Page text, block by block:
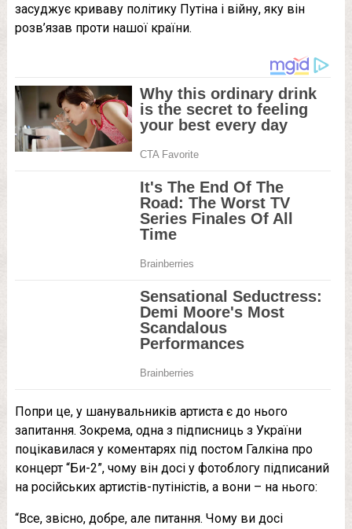
засуджує криваву політику Путіна і війну, яку він
розв’язав проти нашої країни.
Попри це, у шанувальників артиста є до нього
запитання. Зокрема, одна з підписниць з України
поцікавилася у коментарях під постом Галкіна про
концерт “Би-2”, чому він досі у фотоблогу підписаний
на російських артистів-путіністів, а вони – на нього:
“Все, звісно, добре, але питання. Чому ви досі